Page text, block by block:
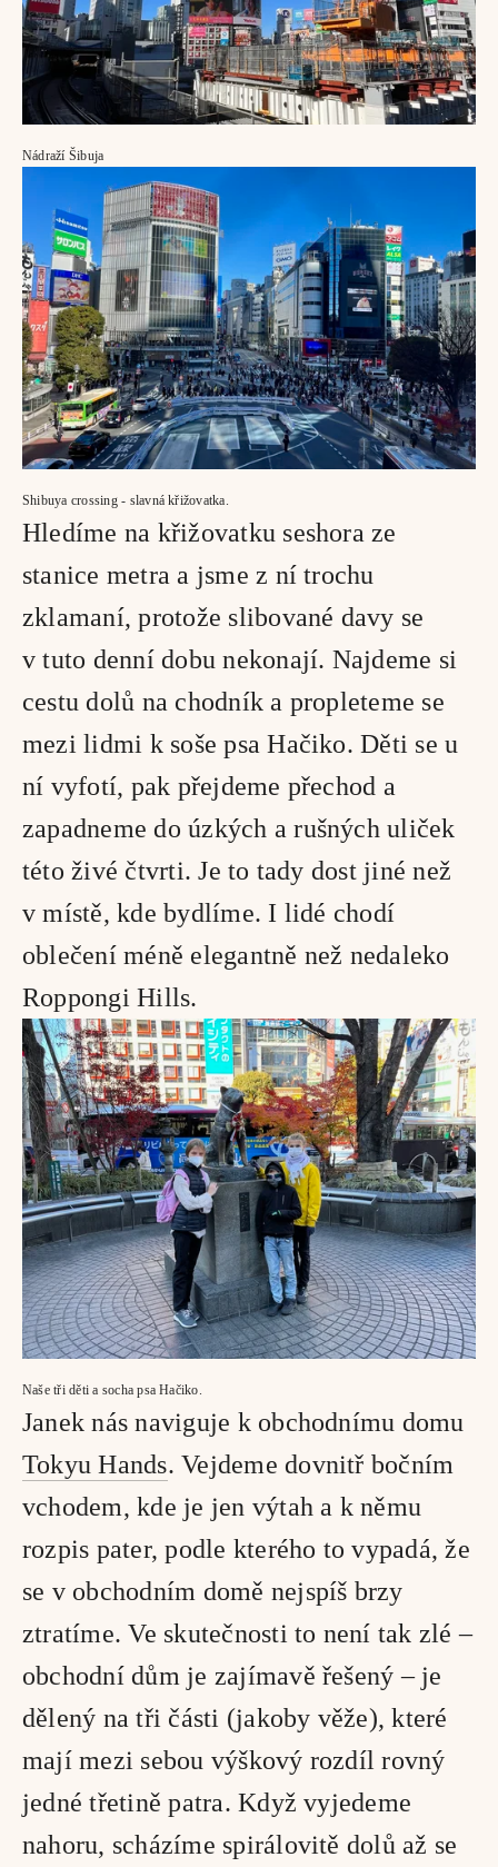
Nádraží Šibuja
Shibuya crossing - slavná křižovatka.
Hledíme na křižovatku seshora ze
stanice metra a jsme z ní trochu
zklamaní, protože slibované davy se
v tuto denní dobu nekonají. Najdeme si
cestu dolů na chodník a propleteme se
mezi lidmi k soše psa Hačiko. Děti se u
ní vyfotí, pak přejdeme přechod a
zapadneme do úzkých a rušných uliček
této živé čtvrti. Je to tady dost jiné než
v místě, kde bydlíme. I lidé chodí
oblečení méně elegantně než nedaleko
Roppongi Hills.
Naše tři děti a socha psa Hačiko.
Tokyu Hands. Vejdeme dovnitř bočním
vchodem, kde je jen výtah a k němu
rozpis pater, podle kterého to vypadá, že
se v obchodním domě nejspíš brzy
ztratíme. Ve skutečnosti to není tak zlé –
obchodní dům je zajímavě řešený – je
dělený na tři části (jakoby věže), které
mají mezi sebou výškový rozdíl rovný
jedné třetině patra. Když vyjedeme
nahoru, scházíme spirálovitě dolů až se